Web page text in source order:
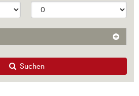
Suchen